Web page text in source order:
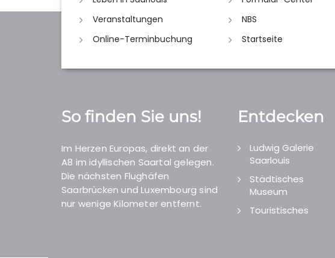
Veranstaltungen
NBS
Online-Terminbuchung
Startseite
So finden Sie uns!
Im Herzen Europas, direkt an der
A8 im idyllischen Saartal gelegen.
Die nächsten Flughäfen
Saarbrücken und Luxembourg sind
nur wenige Kilometer entfernt.
Entdecken
Ludwig Galerie
Saarlouis
Städtisches
Museum
Touristisches